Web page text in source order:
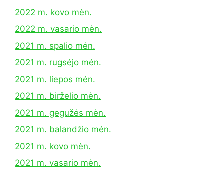
2022 m. kovo mėn.
2022 m. vasario mėn.
2021 m. spalio mėn.
2021 m. rugsėjo mėn.
2021 m. liepos mėn.
2021 m. birželio mėn.
2021 m. gegužės mėn.
2021 m. balandžio mėn.
2021 m. kovo mėn.
2021 m. vasario mėn.